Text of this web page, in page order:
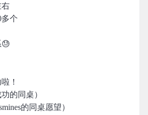
右
多个
😓
！
的同桌）
的同桌愿望）